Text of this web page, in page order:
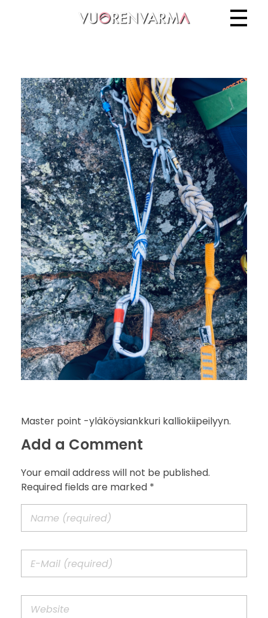
Master point -yläköysiankkuri kalliokiipeilyyn.
Add a Comment
Your email address will not be published.
Required fields are marked *